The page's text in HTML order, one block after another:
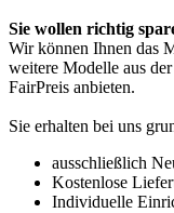
Sie wollen richtig
Wir können Ihnen das
weitere Modelle aus
FairPreis anbieten.
Sie erhalten bei uns
ausschließlich
Kostenlose
Individuelle